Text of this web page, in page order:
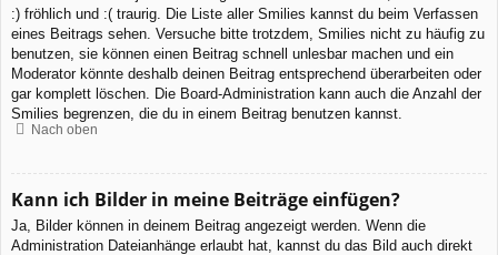
:) fröhlich und :( traurig. Die Liste aller Smilies kannst du beim Verfassen
eines Beitrags sehen. Versuche bitte trotzdem, Smilies nicht zu häufig zu
benutzen, sie können einen Beitrag schnell unlesbar machen und ein
Moderator könnte deshalb deinen Beitrag entsprechend überarbeiten oder
gar komplett löschen. Die Board-Administration kann auch die Anzahl der
Smilies begrenzen, die du in einem Beitrag benutzen kannst.
Nach oben
Kann ich Bilder in meine Beiträge einfügen?
Ja, Bilder können in deinem Beitrag angezeigt werden. Wenn die
Administration Dateianhänge erlaubt hat, kannst du das Bild auch direkt